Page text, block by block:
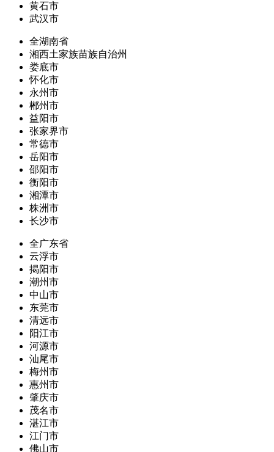
黄石市
武汉市
全湖南省
湘西土家族苗族自治州
娄底市
怀化市
永州市
郴州市
益阳市
张家界市
常德市
岳阳市
邵阳市
衡阳市
湘潭市
株洲市
长沙市
全广东省
云浮市
揭阳市
潮州市
中山市
东莞市
清远市
阳江市
河源市
汕尾市
梅州市
惠州市
肇庆市
茂名市
湛江市
江门市
佛山市